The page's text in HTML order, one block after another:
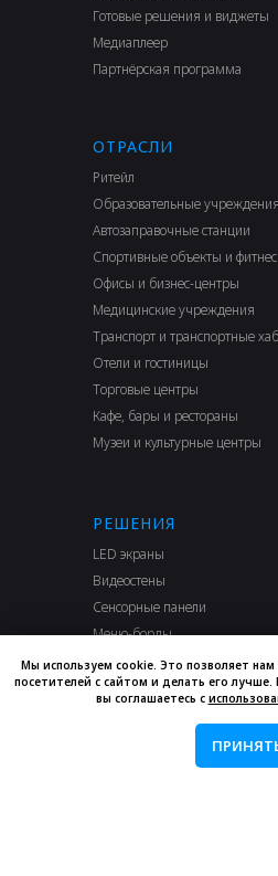
Готовые решения и виджеты
Медиаплеер
Партнёрская программа
ОТРАСЛИ
Ритейл
Образовательные учреждения
Автозаправочные станции
Спортивные объекты и фитнес
Офисы и бизнес-центры
Медицинские учреждения
Транспорт и транспортные
Отели и гостиницы
Торговые центры
Кафе, бары и рестораны
Музеи и культурные центры
РЕШЕНИЯ
LED экраны
Видеостены
Сенсорные панели
Меню-борды
Навигация
Мы используем cookie. Это позволяет
посетителей с сайтом и делать его
вы соглашаетесь с